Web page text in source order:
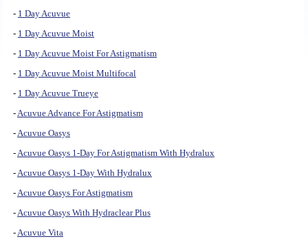
- 1 Day Acuvue
- 1 Day Acuvue Moist
- 1 Day Acuvue Moist For Astigmatism
- 1 Day Acuvue Moist Multifocal
- 1 Day Acuvue Trueye
-Acuvue Advance For Astigmatism
-Acuvue Oasys
-Acuvue Oasys 1-Day For Astigmatism With Hydralux
-Acuvue Oasys 1-Day With Hydralux
-Acuvue Oasys For Astigmatism
-Acuvue Oasys With Hydraclear Plus
-Acuvue Vita